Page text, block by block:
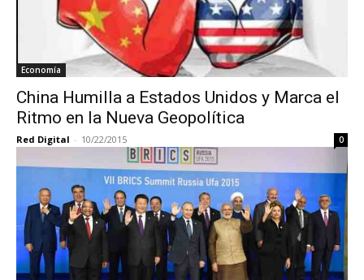
Economía
China Humilla a Estados Unidos y Marca el
Ritmo en la Nueva Geopolítica
Red Digital - 10/22/2015 0